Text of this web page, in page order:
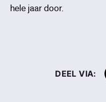
hele jaar door.
DEEL VIA: